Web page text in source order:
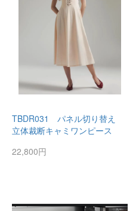
TBDR031 パネル切り替え
立体裁断キャミワンピース
22,800円